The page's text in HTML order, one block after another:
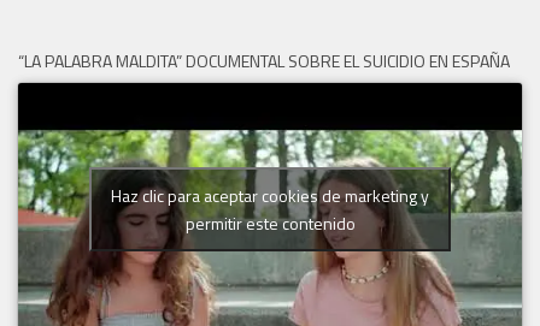
“LA PALABRA MALDITA” DOCUMENTAL SOBRE EL SUICIDIO EN ESPAÑA
Haz clic para aceptar cookies de marketing y
permitir este contenido